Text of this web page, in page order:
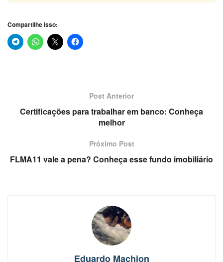
Compartilhe isso:
Post Anterior
Certificações para trabalhar em banco: Conheça
melhor
Próximo Post
FLMA11 vale a pena? Conheça esse fundo imobiliário
Eduardo Machion